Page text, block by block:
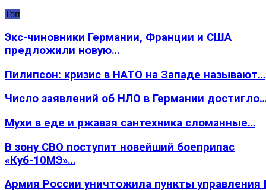
Топ
Экс-чиновники Германии, Франции и США
предложили новую…
Пилипсон: кризис в НАТО на Западе называют…
Число заявлений об НЛО в Германии
Мухи в еде и ржавая сантехника сломанные…
В зону СВО поступит новейший боеприпас
«Куб-10МЭ»…
Армия России уничтожила пункты